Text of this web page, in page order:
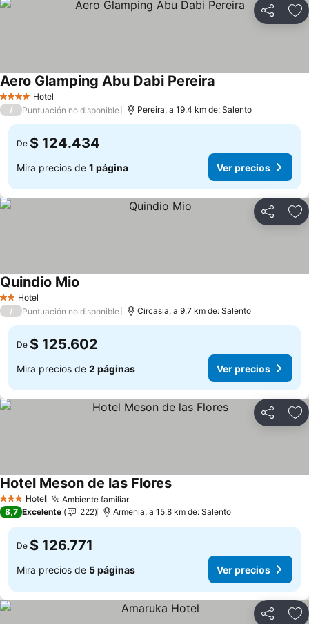
Compartir
4 EstrellasHotel
Aero Glamping Abu Dabi Pereira
/ Puntuación no disponible Pereira, a 19.4 km de: Salento
De $ 124.434
Mira precios de 1 página Ver precios
Compartir
2 Estrellas
Hotel
Quindio Mio
/ Puntuación no disponible Circasia, a 9.7 km de: Salento
De $ 125.602
Mira precios de 2 páginas Ver precios
Compartir
3 Estrellas
Hotel Ambiente familiar
Hotel Meson de las Flores
8,7 Excelente 222 Armenia, a 15.8 km de: Salento
De $ 126.771
Mira precios de 5 páginas Ver precios
Compartir